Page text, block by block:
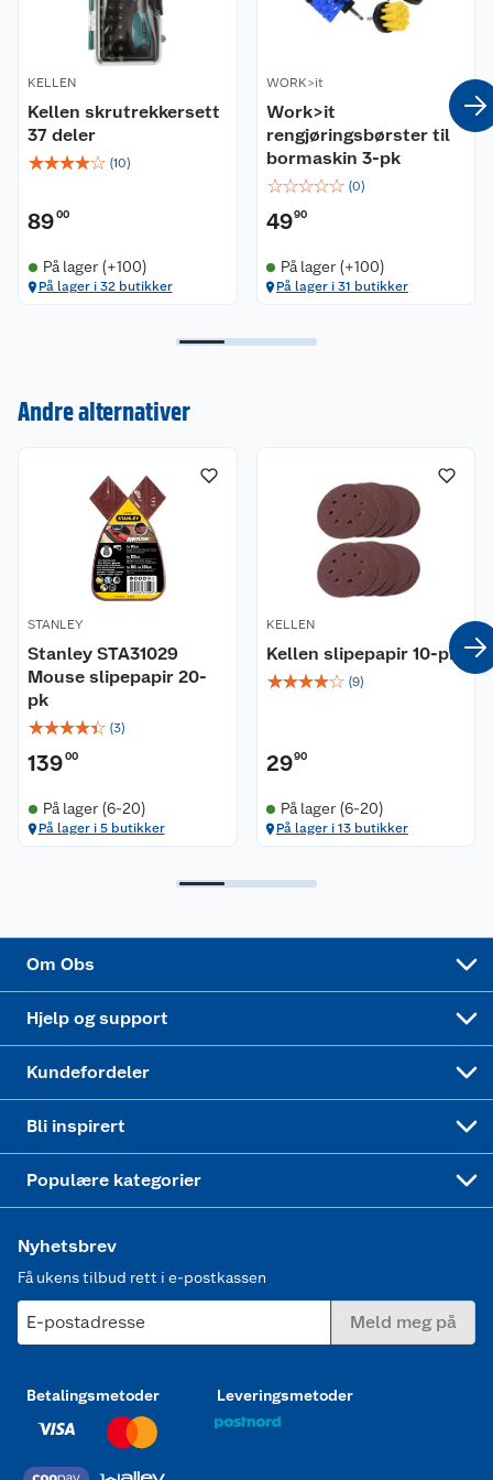
Med borrelås og diameter 125 mm.
KELLEN
Kellen skrutrekkersett
37 deler
☆☆☆☆☆ (10)
8900
På lager (+100)
På lager i 32 butikker
WORK>it
Work>it
rengjøringsbørster til
bormaskin 3-pk
☆☆☆☆☆ (0)
4990
På lager (+100)
På lager i 31 butikker
Andre alternativer
STANLEY
Stanley STA31029
Mouse slipepapir 20-
pk
☆☆☆☆☆ (3)
13900
På lager (6-20)
På lager i 5 butikker
KELLEN
Kellen slipepapir 10-pk
☆☆☆☆☆ (9)
2990
På lager (6-20)
På lager i 13 butikker
Om Obs
Om oss
Våre butikker
Våre merkevarer
Coop kjeder
Ledige stillinger
Bærekraft
Hjelp og support
Kontakt oss
Angre- og returrett
Reklamasjon og garanti
Ofte stilte spørsmål
Betalingsalternativer
Leveringsalternativer
Pakkesporing
Kjøpsvilkår
Kundefordeler
Åpent kjøp
Coop medlem
Klikk og hent
Bli inspirert
Festdrakter til hele familien
Populære kategorier
Hagemøbler og utemøbler
Nyhetsbrev
Få ukens tilbud rett i e-postkassen
E-postadresse Meld meg på
Betalingsmetoder Leveringsmetoder